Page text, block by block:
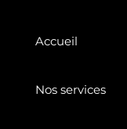
Accueil
Nos services